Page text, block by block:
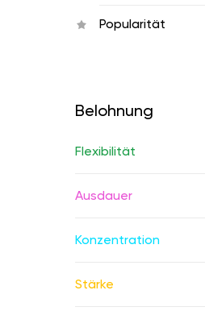
Popularität
Belohnung
Flexibilität
Ausdauer
Konzentration
Stärke